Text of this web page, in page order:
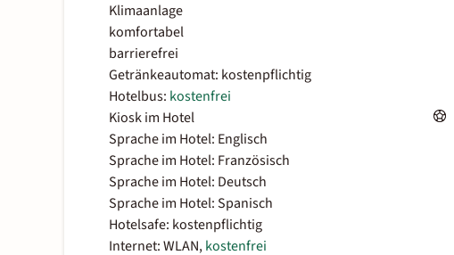
Klimaanlage
komfortabel
barrierefrei
Getränkeautomat: kostenpflichtig
Hotelbus: kostenfrei
Kiosk im Hotel
Sprache im Hotel: Englisch
Sprache im Hotel: Französisch
Sprache im Hotel: Deutsch
Sprache im Hotel: Spanisch
Hotelsafe: kostenpflichtig
Internet: WLAN,kostenfrei